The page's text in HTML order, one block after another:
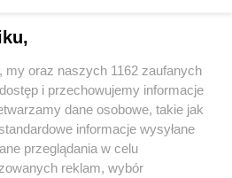
PRYWATNOŚCI HOSTING
my oraz naszych 1162 zaufanych
i przechowujemy informacje
dane osobowe, takie jak
informacje wysyłane
przeglądania w celu
reklam, wybór